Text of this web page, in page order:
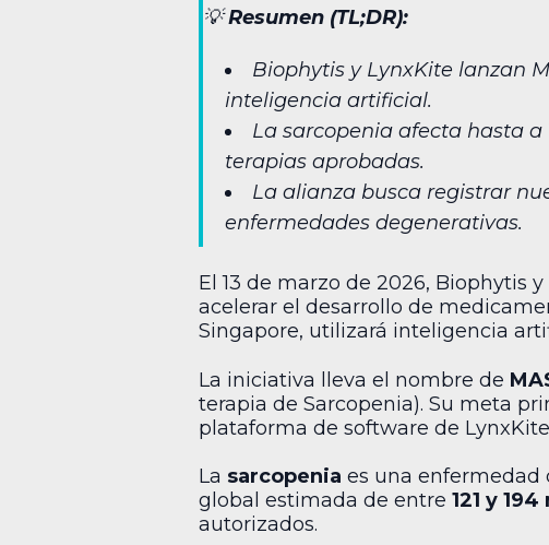
💡Resumen (TL;DR):
Biophytis y LynxKite lanzan
inteligencia artificial.
La sarcopenia afecta hasta
terapias aprobadas.
La alianza busca registrar
enfermedades degenerativas.
El 13 de marzo de 2026, Biophytis
acelerar el desarrollo de
Singapore, utilizará inteligencia
La iniciativa lleva el nombre de
terapia de Sarcopenia). Su meta
plataforma de software de
La sarcopenia es una enfermedad
global estimada de entre 121 y
autorizados.